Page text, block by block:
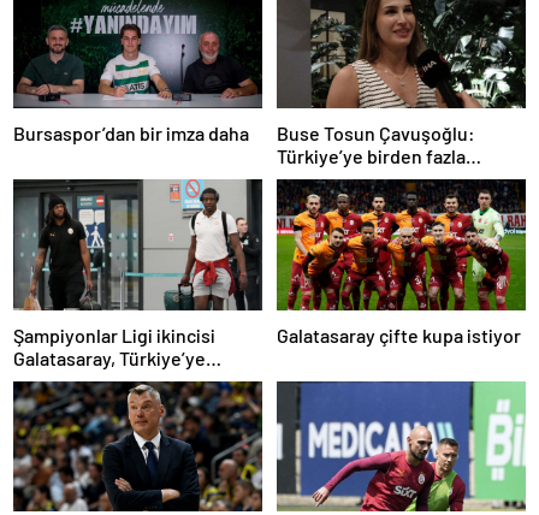
Bursaspor’dan bir imza daha
Buse Tosun Çavuşoğlu:
Türkiye’ye birden fazla
madalya getireceğine
inanıyorum
Şampiyonlar Ligi ikincisi
Galatasaray, Türkiye’ye
döndü
Galatasaray çifte kupa istiyor